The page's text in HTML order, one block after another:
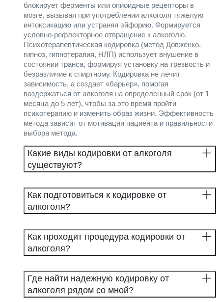
блокирует ферменты или опиоидные рецепторы в
мозге, вызывая при употреблении алкоголя тяжелую
интоксикацию или устраняя эйфорию. Формируется
условно-рефлекторное отвращение к алкоголю.
Психотерапевтическая кодировка (метод Довженко,
гипноз, гипнотерапия, НЛП) использует внушение в
состоянии транса, формируя установку на трезвость и
безразличие к спиртному. Кодировка не лечит
зависимость, а создает «барьер», помогая
воздержаться от алкоголя на определенный срок (от 1
месяца до 5 лет), чтобы за это время пройти
психотерапию и изменить образ жизни. Эффективность
метода зависит от мотивации пациента и правильности
выбора метода.
Какие виды кодировки от алкоголя
существуют?
Как подготовиться к кодировке от
алкоголя?
Как проходит процедура кодировки от
алкоголя?
Где найти надежную кодировку от
алкоголя рядом со мной?